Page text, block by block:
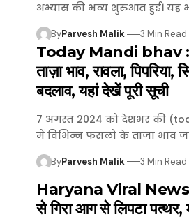
अभ्यास की भव्य शुरुआत हुई। यह
ByParvesh Malik 3 Min Read
Today Mandi bhav :
ताज़ा भाव, रावला,
बदलाव, यहां देखें पूरी सूची
7 अगस्त 2024 को देशभर की
में विभिन्न फसलों के ताजा भाव
ByParvesh Malik 3 Min Read
Haryana Viral News :
से गिरा आग से लिपटा